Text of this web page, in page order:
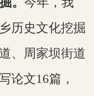
历史文化挖掘
、周家坝街道
论文16篇，